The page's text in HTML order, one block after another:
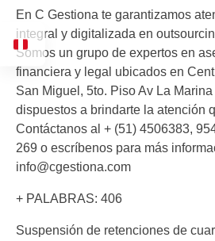
En C Gestiona te garantizamos
integral y digitalizada en
Somos un grupo de expertos en
financiera y legal ubicados en
San Miguel, 5to. Piso Av La
dispuestos a brindarte la atención
Contáctanos al + (51) 4506383,
269 o escríbenos para más
info@cgestiona.com
+ PALABRAS: 406
Suspensión de retenciones de